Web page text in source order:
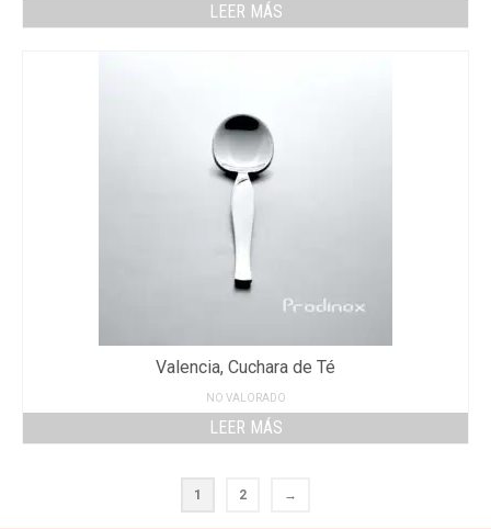
LEER MÁS
Valencia, Cuchara de Té
NO VALORADO
LEER MÁS
1 2 →